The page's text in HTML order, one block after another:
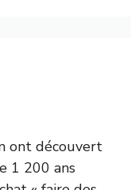
ont découvert
1 200 ans